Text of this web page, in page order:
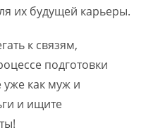
их будущей карьеры.
к связям,
подготовки
уже как муж и
и ищите